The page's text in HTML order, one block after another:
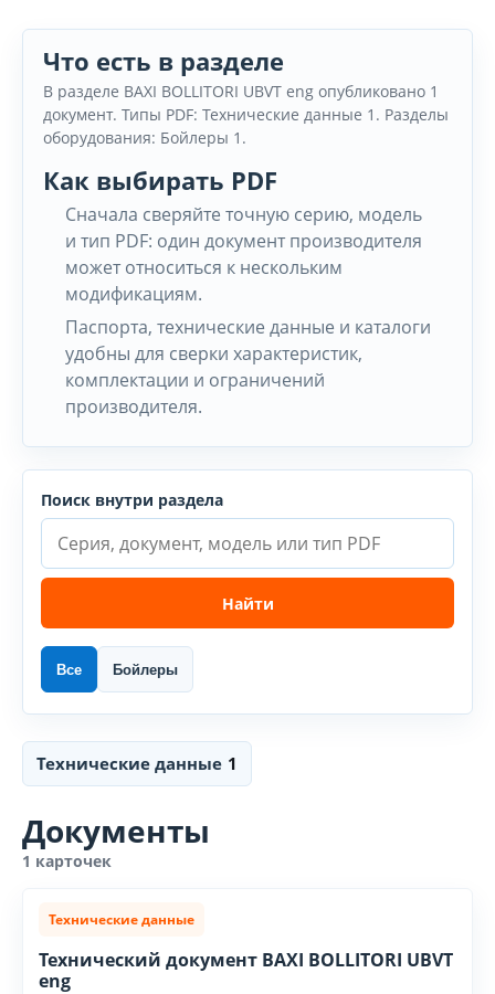
Что есть в разделе
В разделе BAXI BOLLITORI UBVT eng опубликовано 1
документ. Типы PDF: Технические данные 1. Разделы
оборудования: Бойлеры 1.
Как выбирать PDF
Сначала сверяйте точную серию, модель
и тип PDF: один документ производителя
может относиться к нескольким
модификациям.
Паспорта, технические данные и каталоги
удобны для сверки характеристик,
комплектации и ограничений
производителя.
Поиск внутри раздела
Найти
Все Бойлеры
Технические данные 1
Документы
1 карточек
Технические данные
Технический документ BAXI BOLLITORI UBVT
eng